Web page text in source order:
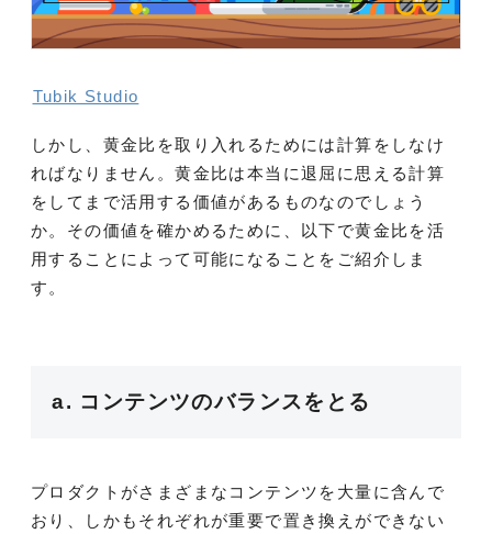
Tubik Studio
しかし、黄金比を取り入れるためには計算をしなけ
ればなりません。黄金比は本当に退屈に思える計算
をしてまで活用する価値があるものなのでしょう
か。その価値を確かめるために、以下で黄金比を活
用することによって可能になることをご紹介しま
す。
a. コンテンツのバランスをとる
プロダクトがさまざまなコンテンツを大量に含んで
おり、しかもそれぞれが重要で置き換えができない